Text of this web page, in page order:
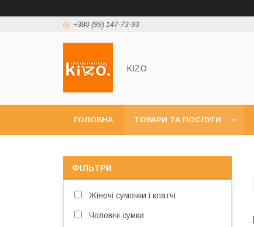
+380 (99) 147-73-93
KIZO
ГОЛОВНА ТОВАРИ ТА ПОСЛУГИ
ФІЛЬТРИ
Жіночі сумочки і клатчі
Чоловічі сумки